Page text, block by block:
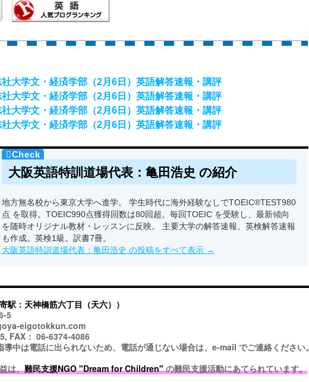
大学文・経済学部（2月6日）英語解答速報・講評
大学文・経済学部（2月6日）英語解答速報・講評
大学文・経済学部（2月6日）英語解答速報・講評
大学文・経済学部（2月6日）英語解答速報・講評
大阪英語特訓道場代表：亀田浩史 の紹介
地方無名校から東京大学へ進学。 学生時代に海外経験なしでTOEIC®TEST980
点 を取得。TOEIC990点獲得回数は80回超。毎回TOEIC を受験し、最新傾向
を随時オリジナル教材・レッスンに反映。 主要大学の解答速報、英検解答速報
も作成。英検1級。訳書7冊。
大阪英語特訓道場代表：亀田浩史 の投稿をすべて表示 →
駅：天神橋筋六丁目（天六））
5
eigotokkun.com
FAX： 06-6374-4086
は電話に出られないため、電話が通じない場合は、e-mail でご連絡ください。
は、難民支援NGO "Dream for Children"の難民支援活動にあてられています。